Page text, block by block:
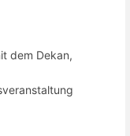
dem Dekan,